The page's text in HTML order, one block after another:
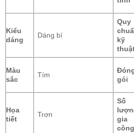
Kiểu
dáng
Dáng bí
Quy
kỹ
Màu
sắc
Tím
gói
Họa
tiết
Trơn
Số
gia
công